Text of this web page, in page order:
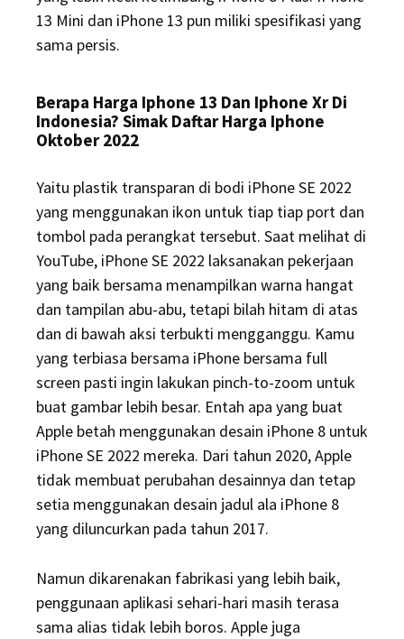
13 Mini dan iPhone 13 pun miliki spesifikasi yang
sama persis.
Berapa Harga Iphone 13 Dan Iphone Xr Di
Indonesia? Simak Daftar Harga Iphone
Oktober 2022
Yaitu plastik transparan di bodi iPhone SE 2022
yang menggunakan ikon untuk tiap tiap port dan
tombol pada perangkat tersebut. Saat melihat di
YouTube, iPhone SE 2022 laksanakan pekerjaan
yang baik bersama menampilkan warna hangat
dan tampilan abu-abu, tetapi bilah hitam di atas
dan di bawah aksi terbukti mengganggu. Kamu
yang terbiasa bersama iPhone bersama full
screen pasti ingin lakukan pinch-to-zoom untuk
buat gambar lebih besar. Entah apa yang buat
Apple betah menggunakan desain iPhone 8 untuk
iPhone SE 2022 mereka. Dari tahun 2020, Apple
tidak membuat perubahan desainnya dan tetap
setia menggunakan desain jadul ala iPhone 8
yang diluncurkan pada tahun 2017.
Namun dikarenakan fabrikasi yang lebih baik,
penggunaan aplikasi sehari-hari masih terasa
sama alias tidak lebih boros. Apple juga